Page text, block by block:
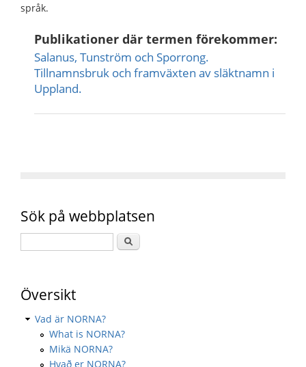
språk.
Publikationer där termen förekommer:
Salanus, Tunström och Sporrong.
Tillnamnsbruk och framväxten av släktnamn i
Uppland.
Sök på webbplatsen
Översikt
Vad är NORNA?
What is NORNA?
Mikä NORNA?
Hvað er NORNA?